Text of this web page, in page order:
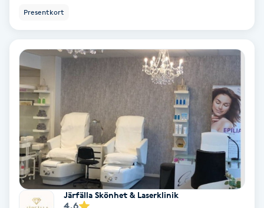
Japansk massage
Katun fransar
Kemisk peeling
Presentkort
Järfälla Skönhet & Laserklinik